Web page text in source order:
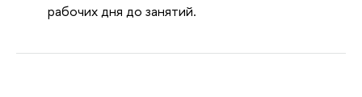
рабочих дня до занятий.